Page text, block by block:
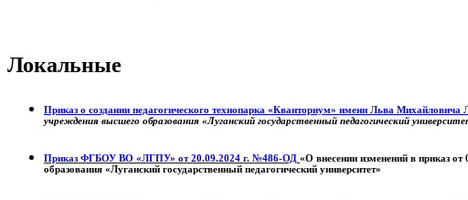
Локальные
Приказ о создании педагогического технопарка «Кванториум» имени Льва Михайловича
учреждения высшего образования «Луганский государственный педагогический
Приказ ФГБОУ ВО «ЛГПУ» от 20.09.2024 г. №486-ОД «О внесении изменений в приказ
образования «Луганский государственный педагогический университет»